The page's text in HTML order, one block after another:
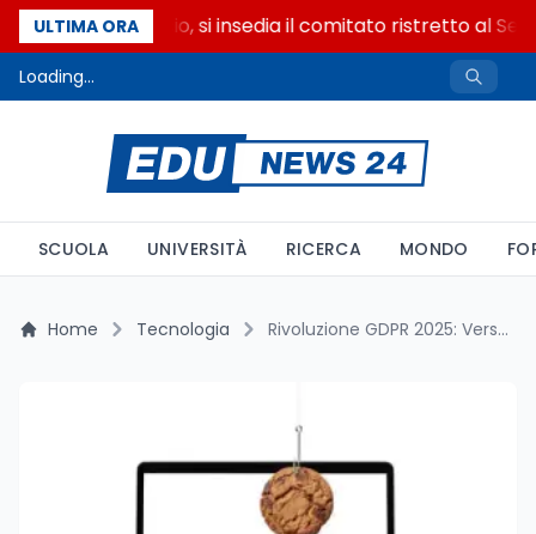
ULTIMA ORA
Riforma del calcio, si insedia il comitato ristretto al
Loading...
SCUOLA UNIVERSITÀ RICERCA MONDO
Home Tecnologia Rivoluzione GDPR 2025: Verso l’Addio ai Banner Cookie con il Consenso Integrato nel Browser